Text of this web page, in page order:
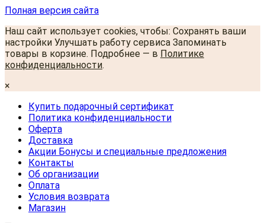
Полная версия сайта
Наш сайт использует cookies, чтобы: Сохранять ваши
настройки Улучшать работу сервиса Запоминать
товары в корзине. Подробнее — в Политике
конфиденциальности.
×
Купить подарочный сертификат
Политика конфиденциальности
Оферта
Доставка
Акции Бонусы и специальные предложения
Контакты
Об организации
Оплата
Условия возврата
Магазин